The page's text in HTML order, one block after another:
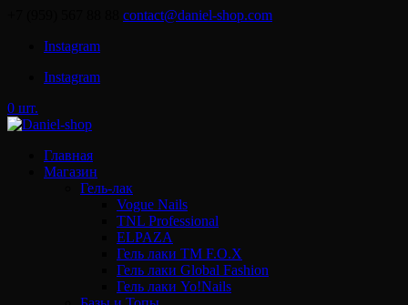
contact@daniel-shop.com
Instagram
Instagram
0 шт.
Главная
Магазин
Гель-лак
Vogue Nails
TNL Professional
ELPAZA
Гель лаки ТМ F.O.X
Гель лаки Global Fashion
Гель лаки Yo!Nails